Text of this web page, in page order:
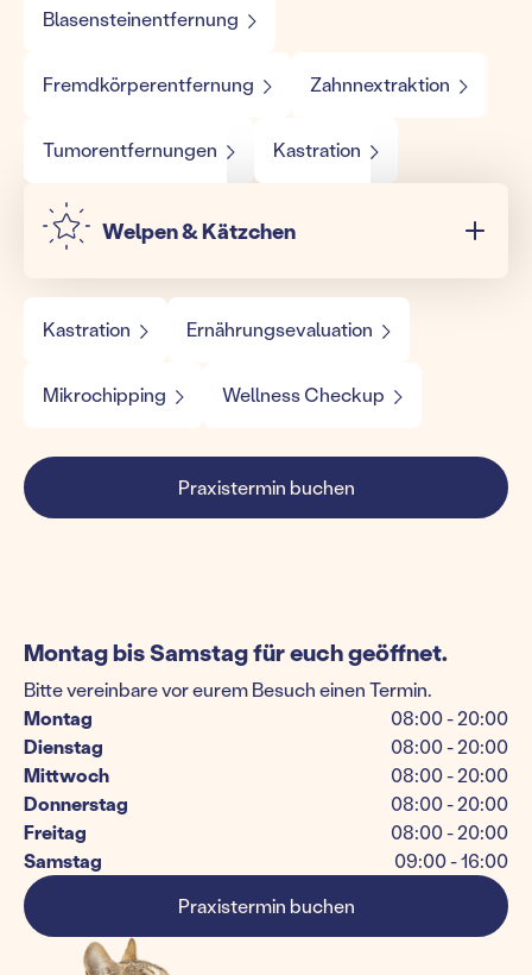
Blasensteinentfernung
Fremdkörperentfernung Zahnnextraktion
Tumorentfernungen Kastration
Welpen & Kätzchen
Kastration Ernährungsevaluation
Mikrochipping Wellness Checkup
Praxistermin buchen
Montag bis Samstag für euch geöffnet.
Bitte vereinbare vor eurem Besuch einen Termin.
Montag
08:00 - 20:00
Dienstag
08:00 - 20:00
Mittwoch
08:00 - 20:00
Donnerstag
08:00 - 20:00
Freitag
08:00 - 20:00
Samstag
09:00 - 16:00
Praxistermin buchen